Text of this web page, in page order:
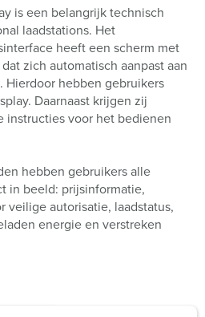
is een belangrijk technisch
laadstations. Het
heeft een scherm met
zich automatisch aanpast aan
Hierdoor hebben gebruikers
Daarnaast krijgen zij
voor het bedienen
hebben gebruikers alle
in beeld: prijsinformatie,
veilige autorisatie, laadstatus,
energie en verstreken